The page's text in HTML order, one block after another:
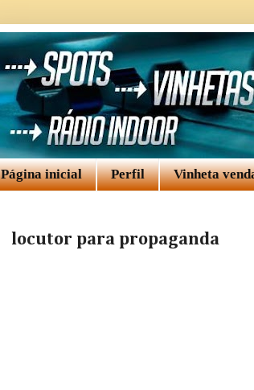
Página inicial Perfil Vinheta
locutor para propaganda